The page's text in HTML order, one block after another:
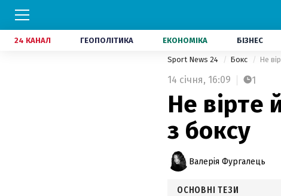
24 КАНАЛ ГЕОПОЛІТИКА ЕКОНОМІКА БІЗНЕС
Sport News 24 Бокс Не
14 січня, 16:09 1
Не вірте
з боксу
Валерія Фургалець
ОСНОВНІ ТЕЗИ